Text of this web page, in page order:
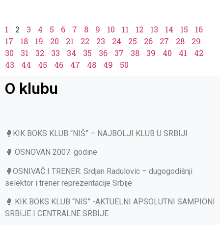
1 2 3 4 5 6 7 8 9 10 11 12 13 14 15
16
17
18 19 20 21 22 23 24 25 26 27 28
29
30
31 32 33 34 35 36 37 38 39 40 41
42
43
44 45 46 47 48 49 50
O klubu
🥊KIK BOKS KLUB “NIŠ” – NAJBOLJI KLUB U SRBIJI
🥊 OSNOVAN 2007. godine
🥊OSNIVAČ I TRENER: Srdjan Radulovic – dugogodišnji
selektor i trener reprezentacije Srbije
🥊 KIK BOKS KLUB “NIS” -AKTUELNI APSOLUTNI SAMPIONI
SRBIJE I CENTRALNE SRBIJE